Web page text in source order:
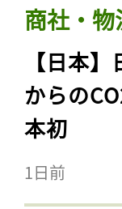
商社・物
【日本
からの
本初
1日前